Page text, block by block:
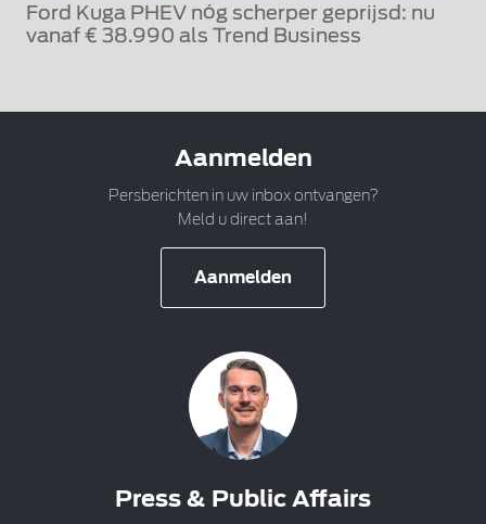
Ford Kuga PHEV nóg scherper geprijsd: nu
vanaf € 38.990 als Trend Business
Aanmelden
Persberichten in uw inbox ontvangen?
Meld u direct aan!
Aanmelden
Press & Public Affairs